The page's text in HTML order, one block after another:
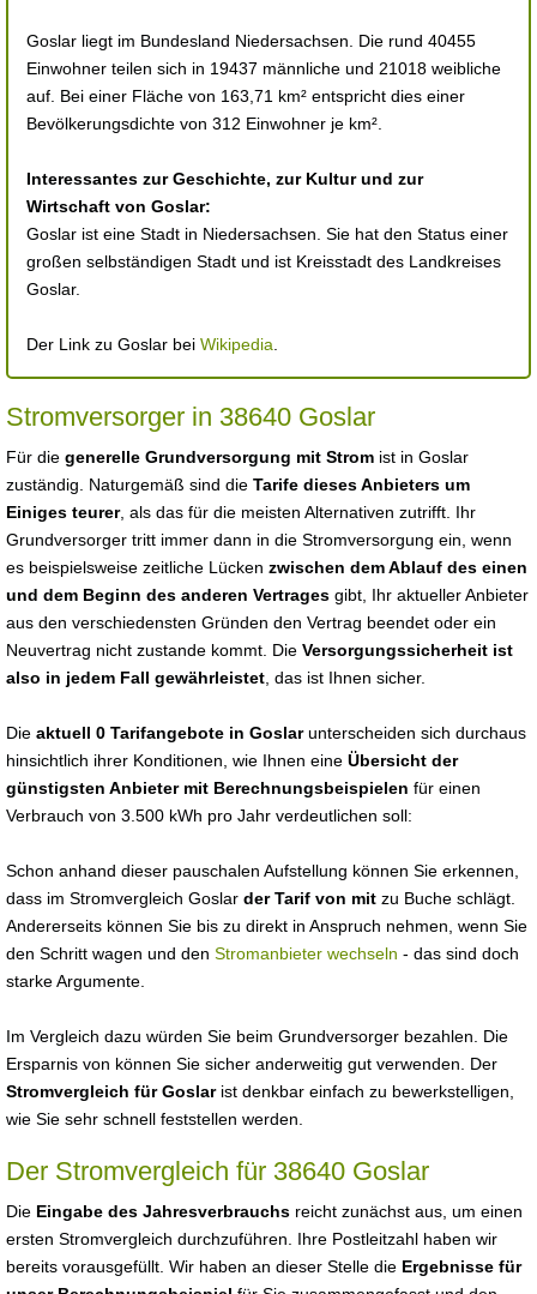
Goslar liegt im Bundesland Niedersachsen. Die rund 40455
Einwohner teilen sich in 19437 männliche und 21018 weibliche
auf. Bei einer Fläche von 163,71 km² entspricht dies einer
Bevölkerungsdichte von 312 Einwohner je km².
Interessantes zur Geschichte, zur Kultur und zur
Wirtschaft von Goslar:
Goslar ist eine Stadt in Niedersachsen. Sie hat den Status einer
großen selbständigen Stadt und ist Kreisstadt des Landkreises
Goslar.
Der Link zu Goslar bei Wikipedia
Stromversorger in 38640 Goslar
Für die generelle Grundversorgung mit Strom ist in Goslar
zuständig. Naturgemäß sind die Tarife dieses Anbieters um
Einiges teurer, als das für die meisten Alternativen zutrifft. Ihr
Grundversorger tritt immer dann in die Stromversorgung ein, wenn
es beispielsweise zeitliche Lücken zwischen dem Ablauf des einen
und dem Beginn des anderen Vertrages gibt, Ihr aktueller Anbieter
aus den verschiedensten Gründen den Vertrag beendet oder ein
Neuvertrag nicht zustande kommt. Die Versorgungssicherheit ist
also in jedem Fall gewährleistet , das ist Ihnen sicher.
Die aktuell 0 Tarifangebote in Goslarunterscheiden sich durchaus
hinsichtlich ihrer Konditionen, wie Ihnen eine Übersicht der
günstigsten Anbieter mit Berechnungsbeispielen für einen
Verbrauch von 3.500 kWh pro Jahr verdeutlichen soll:
Schon anhand dieser pauschalen Aufstellung können Sie erkennen,
dass im Stromvergleich Goslar der Tarif von mit zu Buche schlägt.
Andererseits können Sie bis zu direkt in Anspruch nehmen, wenn Sie
den Schritt wagen und den Stromanbieter wechseln - das sind doch
starke Argumente.
Im Vergleich dazu würden Sie beim Grundversorger bezahlen. Die
Ersparnis von können Sie sicher anderweitig gut verwenden. Der
Stromvergleich für Goslarist denkbar einfach zu bewerkstelligen,
wie Sie sehr schnell feststellen werden.
Der Stromvergleich für 38640 Goslar
Die Eingabe des Jahresverbrauchs reicht zunächst aus, um einen
ersten Stromvergleich durchzuführen. Ihre Postleitzahl haben wir
bereits vorausgefüllt. Wir haben an dieser Stelle die Ergebnisse für